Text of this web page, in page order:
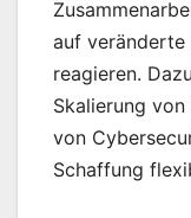
auf veränderte
reagieren.
Skalierung
von
Schaffung